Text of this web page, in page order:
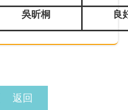
吳昕桐 良
返回